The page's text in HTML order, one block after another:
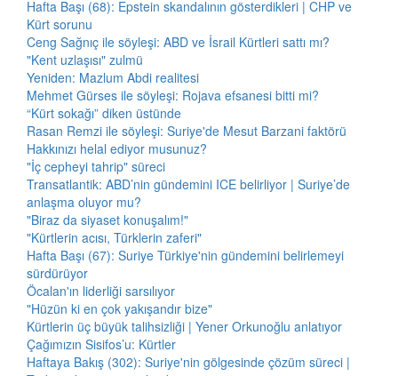
Hafta Başı (68): Epstein skandalının gösterdikleri | CHP ve
Kürt sorunu
Ceng Sağnıç ile söyleşi: ABD ve İsrail Kürtleri sattı mı?
"Kent uzlaşısı" zulmü
Yeniden: Mazlum Abdi realitesi
Mehmet Gürses ile söyleşi: Rojava efsanesi bitti mi?
“Kürt sokağı” diken üstünde
Rasan Remzi ile söyleşi: Suriye'de Mesut Barzani faktörü
Hakkınızı helal ediyor musunuz?
"İç cepheyi tahrip" süreci
Transatlantik: ABD’nin gündemini ICE belirliyor | Suriye’de
anlaşma oluyor mu?
"Biraz da siyaset konuşalım!"
"Kürtlerin acısı, Türklerin zaferi"
Hafta Başı (67): Suriye Türkiye'nin gündemini belirlemeyi
sürdürüyor
Öcalan'ın liderliği sarsılıyor
"Hüzün ki en çok yakışandır bize"
Kürtlerin üç büyük talihsizliği | Yener Orkunoğlu anlatıyor
Çağımızın Sisifos’u: Kürtler
Haftaya Bakış (302): Suriye'nin gölgesinde çözüm süreci |